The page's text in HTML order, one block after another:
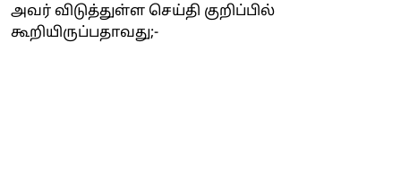
அவர் விடுத்துள்ள செய்தி குறிப்பில்
கூறியிருப்பதாவது;-